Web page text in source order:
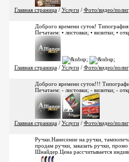
Главная страница/ Услуги/ Фото/видео/
Доброго времени суток!
Печатаем: • листовки; • визитки; •
Главная страница/ Услуги/ Фото/видео/
Доброго времени суток!!!
Печатаем: - листовки; - визитки; -
Главная страница/ Услуги/ Фото/видео/
Ручки.Нанесение на ручки,
продам ручки, заказать ручки,
Шнайдер.Цена рассчитывается